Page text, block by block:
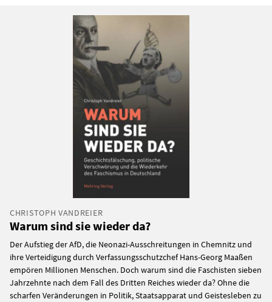
CHRISTOPH VANDREIER
Warum sind sie wieder da?
Der Aufstieg der AfD, die Neonazi-Ausschreitungen in Chemnitz und
ihre Verteidigung durch Verfassungsschutzchef Hans-Georg Maaßen
empören Millionen Menschen. Doch warum sind die Faschisten sieben
Jahrzehnte nach dem Fall des Dritten Reiches wieder da? Ohne die
scharfen Veränderungen in Politik, Staatsapparat und Geistesleben zu